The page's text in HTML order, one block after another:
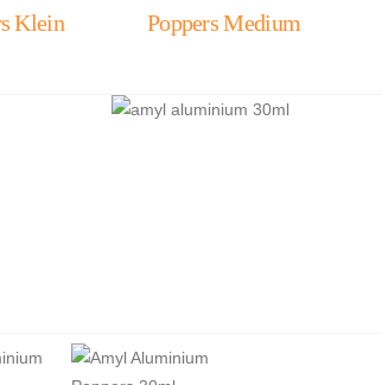
Klein Poppers Medium